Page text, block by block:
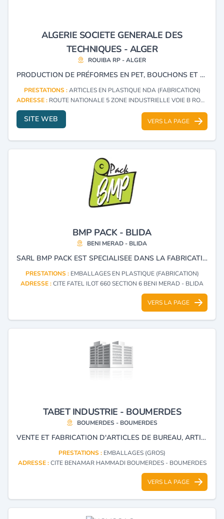
ALGERIE SOCIETE GENERALE DES
TECHNIQUES - ALGER
ROUIBA RP - ALGER
PRODUCTION DE PRÉFORMES EN PET, BOUCHONS ET POIGNÉES EN PEHD.
PRESTATIONS :ARTICLES EN PLASTIQUE NDA (FABRICATION)
ADRESSE : ROUTE NATIONALE 5 ZONE INDUSTRIELLE VOIE B ROUIBA RP - ALGER
SITE WEB VERS LA PAGE
BMP PACK - BLIDA
BENI MERAD - BLIDA
SARL BMP PACK EST SPECIALISEE DANS LA FABRICATION ET L’IMPRESSION D’EMBALLAGES SOUPLES, COUVRANT TOUS TYPES DE FORMATS ET USAGES. L’ENTREPRISE PROPOSE DES SOLUTIONS D’EMBALLAGES SOUPLES POUR DIVERS SECTEURS, EN S’APPUYANT SUR UNE EXPERTISE DANS LA TRANSFORMATION DES PLASTIQUES ET LE TRAVAIL GRAPHIQUE (PLEXIGRAPHIE, IMPRESSION).
PRESTATIONS : EMBALLAGES EN PLASTIQUE (FABRICATION)
ADRESSE :CITE FATEL ILOT 660 SECTION 6 BENI MERAD - BLIDA
VERS LA PAGE
TABET INDUSTRIE - BOUMERDES
BOUMERDES - BOUMERDES
VENTE ET FABRICATION D'ARTICLES DE BUREAU, ARTICLES SCOLAIRES ET EMBALLAGE EN PVC.
PRESTATIONS : EMBALLAGES (GROS)
ADRESSE :CITE BENAMAR HAMMADI BOUMERDES - BOUMERDES
VERS LA PAGE